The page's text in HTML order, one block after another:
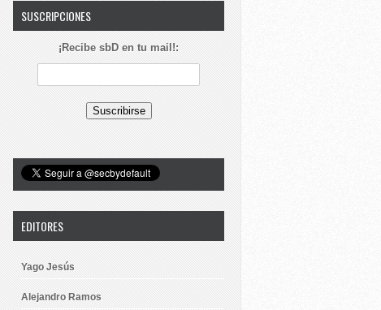
SUSCRIPCIONES
¡Recibe sbD en tu mail!:
EDITORES
Yago Jesús
Alejandro Ramos